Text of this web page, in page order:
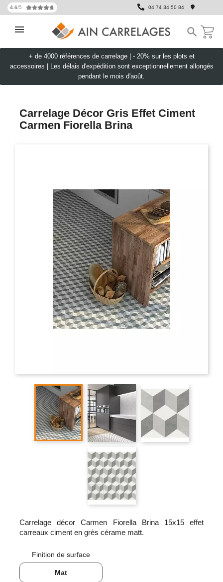
4.6/5 04 74 34 50 84

+ de 4000 références de carrelage | - 20% sur les plots et
accessoires
Les délais d'expédition sont exceptionnellement allongés
pendant le mois d'août.
Carrelage Décor Gris Effet Ciment
Carmen Fiorella Brina
Carrelage décor Carmen Fiorella Brina 15x15 effet
carreaux ciment en grès cérame matt.
Finition de surface
Mat